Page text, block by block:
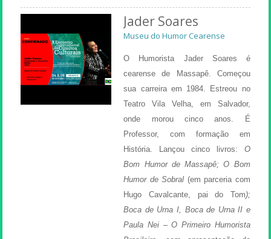
Jader Soares
Museu do Humor Cearense
O Humorista Jader Soares é
cearense de Massapê. Começou
sua carreira em 1984. Estreou no
Teatro Vila Velha, em Salvador,
onde morou cinco anos. É
Professor, com formação em
História. Lançou cinco livros: O
Bom Humor de Massapê; O Bom
Humor de Sobral (em parceria com
Hugo Cavalcante, pai do Tom);
Boca de Urna I, Boca de Urna II e
Paula Nei – O Primeiro Humorista